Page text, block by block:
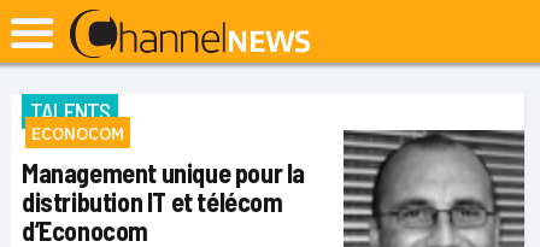
TALENTS
ECONOCOM
Management unique pour la
distribution IT et télécom
d’Econocom